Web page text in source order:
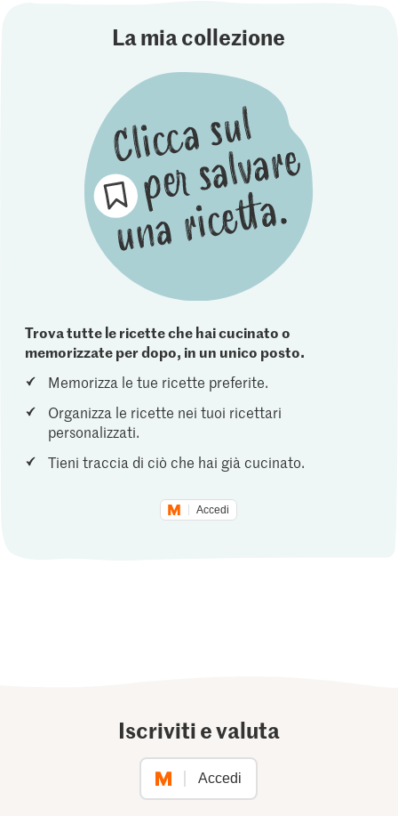
La mia collezione
Trova tutte le ricette che hai cucinato o
memorizzate per dopo, in un unico posto.
Memorizza le tue ricette preferite.
Organizza le ricette nei tuoi ricettari
personalizzati.
Tieni traccia di ciò che hai già cucinato.
Accedi
Iscriviti e valuta
Accedi